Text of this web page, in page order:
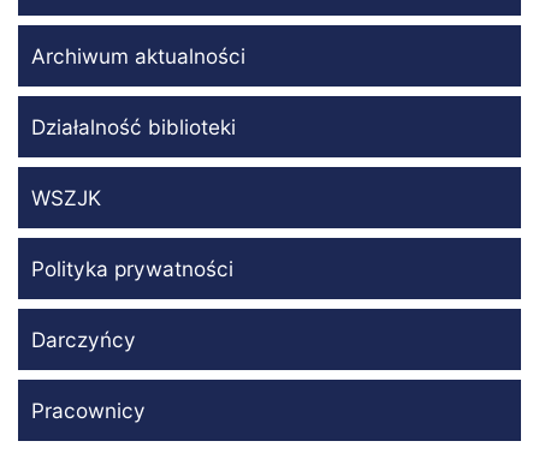
Archiwum aktualności
Działalność biblioteki
WSZJK
Polityka prywatności
Darczyńcy
Pracownicy